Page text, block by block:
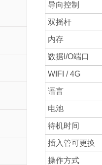
导向控制
双摇杆
内存
数据I/O端口
WIFI / 4G
语言
电池
待机时间
插入管可更换
操作方式